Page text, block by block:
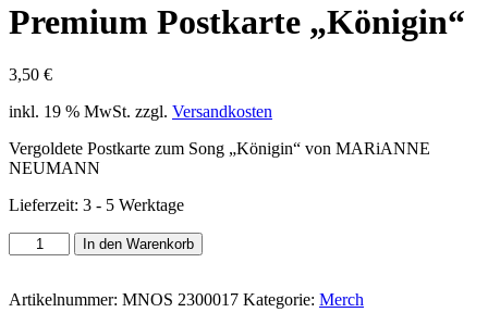
Premium Postkarte „Königin“
3,50 €
inkl. 19 % MwSt. zzgl. Versandkosten
Vergoldete Postkarte zum Song „Königin“ von MARiANNE
NEUMANN
Lieferzeit: 3 - 5 Werktage
Premium
Postkarte
Menge
In den Warenkorb
Artikelnummer: MNOS 2300017 Kategorie: Merch